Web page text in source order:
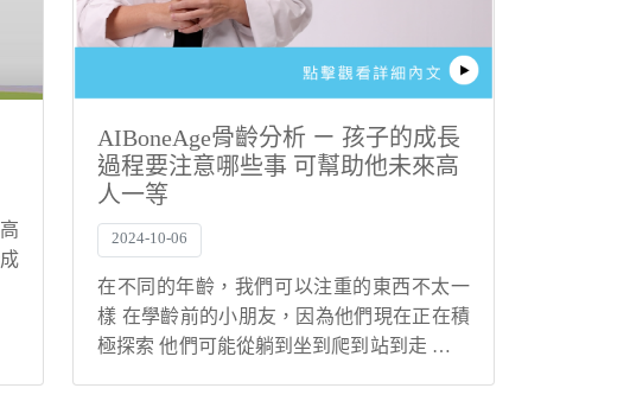
AIBoneAge骨齡分析 ㄧ 孩子的成長
過程要注意哪些事 可幫助他未來高
人一等
2024-10-06
在不同的年齡，我們可以注重的東西不太一
樣 在學齡前的小朋友，因為他們現在正在積
極探索 他們可能從躺到坐到爬到站到走 我們